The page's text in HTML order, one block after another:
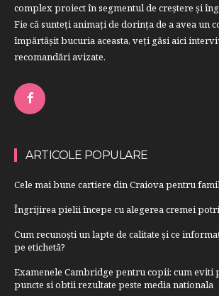
complex proiect în segmentul de creştere şi
Fie că sunteţi animaţi de dorinţa de a avea un
împărtăşit bucuria aceasta, veți găsi aici
recomandări avizate.
ARTICOLE POPULARE
Cele mai bune cartiere din Craiova pentru
Îngrijirea pielii începe cu alegerea cremei
Cum recunoști un lapte de calitate și ce
pe etichetă?
Examenele Cambridge pentru copii: cum eviti
puncte si obtii rezultate peste media nationala